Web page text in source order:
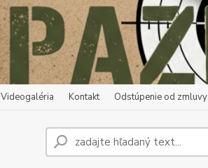
Videogaléria Kontakt Odstúpenie od zmluvy